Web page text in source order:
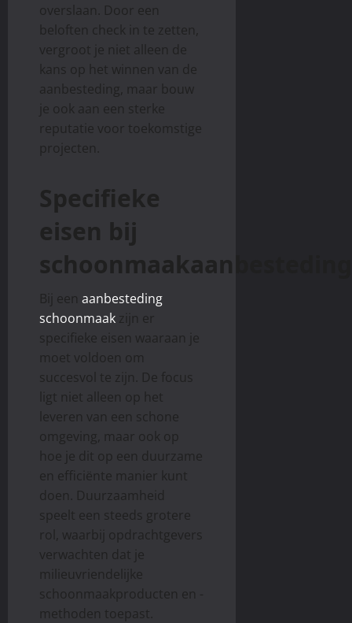
overslaan. Door een
beloften check in te zetten,
vergroot je niet alleen de
kans op het winnen van de
aanbesteding, maar bouw
je ook aan een sterke
reputatie voor toekomstige
projecten.
Specifieke
eisen bij
Bij een aanbesteding
schoonmaak zijn er
specifieke eisen waaraan je
moet voldoen om
succesvol te zijn. De focus
ligt niet alleen op het
leveren van een schone
omgeving, maar ook op
hoe je dit op een duurzame
en efficiënte manier kunt
doen. Duurzaamheid
speelt een steeds grotere
rol, waarbij opdrachtgevers
verwachten dat je
milieuvriendelijke
schoonmaakproducten en -
methoden toepast.